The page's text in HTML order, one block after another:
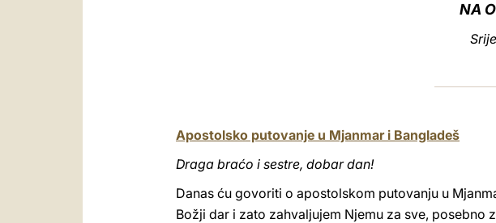
NA
Apostolsko putovanje u Mjanmar i Bangladeš
Draga braćo i sestre, dobar dan!
Danas ću govoriti o apostolskom putovanju u
Božji dar i zato zahvaljujem Njemu za sve,